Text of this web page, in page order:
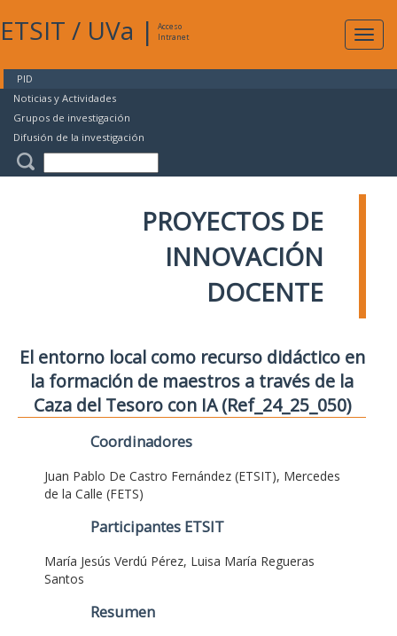
ETSIT / UVa |
Acceso
Intranet
PID
Noticias y Actividades
Grupos de investigación
Difusión de la investigación
PROYECTOS DE
INNOVACIÓN
DOCENTE
El entorno local como recurso didáctico en
la formación de maestros a través de la
Caza del Tesoro con IA (Ref_24_25_050)
Coordinadores
Juan Pablo De Castro Fernández (ETSIT), Mercedes
de la Calle (FETS)
Participantes ETSIT
María Jesús Verdú Pérez, Luisa María Regueras
Santos
Resumen